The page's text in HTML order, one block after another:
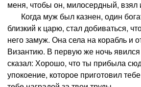
меня, чтобы он, милосердный, взял
Когда муж был казнен, один
близкий к царю, стал добиваться,
него замуж. Она села на корабль и
Византию. В первую же ночь
сказал: Хорошо, что ты прибыла
упокоение, которое приготовил